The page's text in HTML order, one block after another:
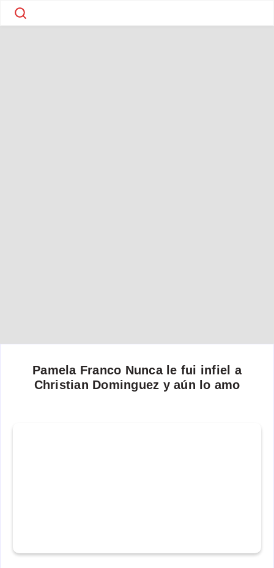
Pamela Franco Nunca le fui infiel a
Christian Dominguez y aún lo amo